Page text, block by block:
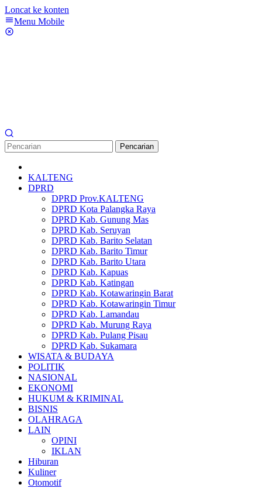
Loncat ke konten
Menu Mobile
Pencarian
KALTENG
DPRD
DPRD Prov.KALTENG
DPRD Kota Palangka Raya
DPRD Kab. Gunung Mas
DPRD Kab. Seruyan
DPRD Kab. Barito Selatan
DPRD Kab. Barito Timur
DPRD Kab. Barito Utara
DPRD Kab. Kapuas
DPRD Kab. Katingan
DPRD Kab. Kotawaringin Barat
DPRD Kab. Kotawaringin Timur
DPRD Kab. Lamandau
DPRD Kab. Murung Raya
DPRD Kab. Pulang Pisau
DPRD Kab. Sukamara
WISATA & BUDAYA
POLITIK
NASIONAL
EKONOMI
HUKUM & KRIMINAL
BISNIS
OLAHRAGA
LAIN
OPINI
IKLAN
Hiburan
Kuliner
Otomotif